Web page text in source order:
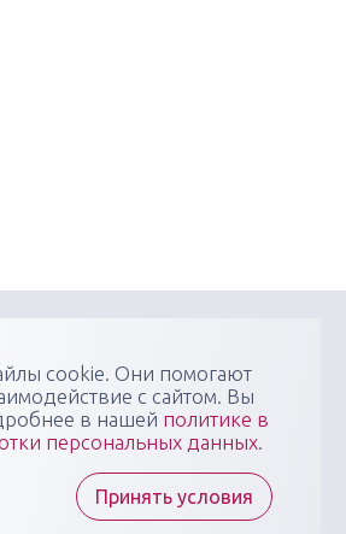
мероприятий
конференций,
в очных, онлайн- и
медицинских
готовы ответить на
cookie. Они помогают
с сайтом. Вы
в нашей политике в
персональных данных.
Принять условия